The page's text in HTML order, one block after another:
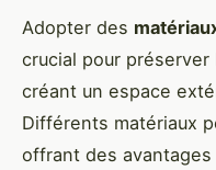
Adopter des
crucial pour préserver
créant un espace
Différents matériaux
offrant des avantages